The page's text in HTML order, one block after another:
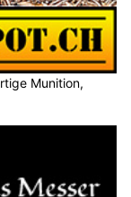
Munition,